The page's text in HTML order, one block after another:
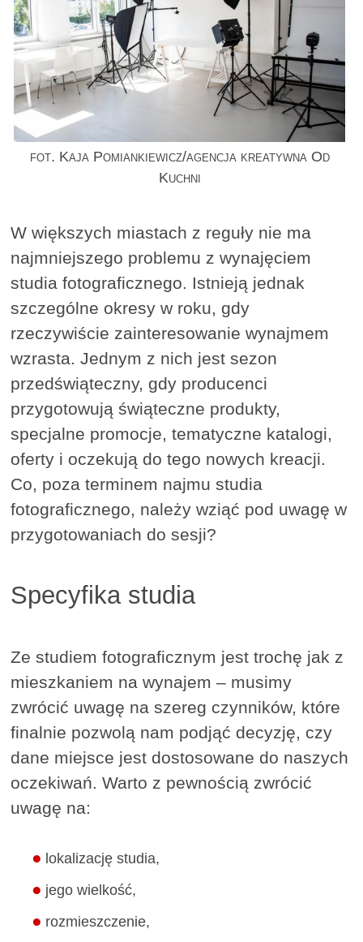
fot. Kaja Pomiankiewicz/agencja kreatywna Od
Kuchni
W większych miastach z reguły nie ma
najmniejszego problemu z wynajęciem
studia fotograficznego. Istnieją jednak
szczególne okresy w roku, gdy
rzeczywiście zainteresowanie wynajmem
wzrasta. Jednym z nich jest sezon
przedświąteczny, gdy producenci
przygotowują świąteczne produkty,
specjalne promocje, tematyczne katalogi,
oferty i oczekują do tego nowych kreacji.
Co, poza terminem najmu studia
fotograficznego, należy wziąć pod uwagę w
przygotowaniach do sesji?
Specyfika studia
Ze studiem fotograficznym jest trochę jak z
mieszkaniem na wynajem – musimy
zwrócić uwagę na szereg czynników, które
finalnie pozwolą nam podjąć decyzję, czy
dane miejsce jest dostosowane do naszych
oczekiwań. Warto z pewnością zwrócić
uwagę na:
lokalizację studia,
jego wielkość,
rozmieszczenie,